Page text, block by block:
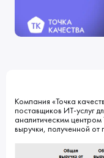
ИСКАТЬ В: УСЛУГИ
КОМПАНИЯ
Компания «Точка
поставщиков ИТ-услуг
аналитическим центром
выручки, полученной